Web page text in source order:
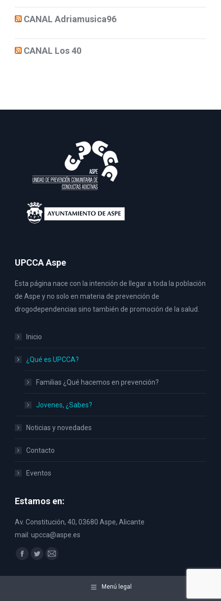
CANAL Adriamusica96
CANAL Los 40
UPCCA Aspe
Esta página nace con la intención de llegar a toda la población
de Aspe y no solo en materia de prevención de
drogodependencias sino también de promoción de la salud.
Inicio
¿Qué es UPCCA?
Familias ¿Qué hacemos en prevención?
Jovenes, ¿Sabes?
Noticias y novedades
Contacto
Eventos
Estamos en:
Av. Constitución, 40, 03680 Aspe, Alicante
mail: upcca@aspe.es
Encuéntranos en:
Facebook
TwitterMail
Menú legal